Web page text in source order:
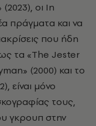
οι In
πράγματα και να
που ήδη
τα «The Jester
(2000) και το
είναι μόνο
τους,
γκρουπ στην